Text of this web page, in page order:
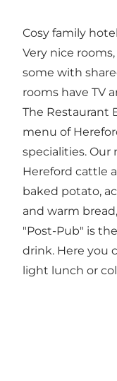
Cosy family
Very nice
some with
rooms have TV
The Restaurant
menu of
specialities.
Hereford cattle
baked potato,
and warm
"Post-Pub" is
drink. Here you
light lunch or